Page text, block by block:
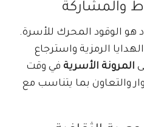
هو الوقود المحرك للأسرة.
الرمزية واسترجاع
المرونة الأسرية في وقت
والتعاون بما يتناسب مع